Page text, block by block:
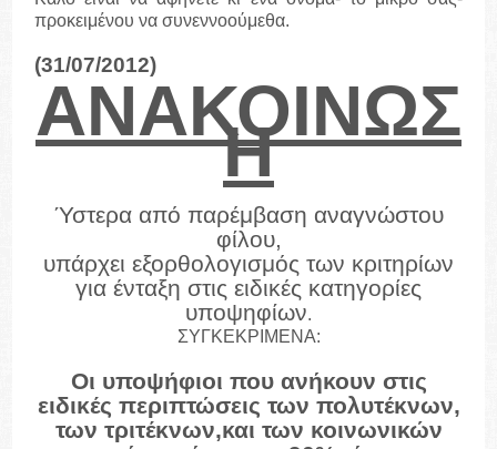
προκειμένου να συνεννοούμεθα.
(31/07/2012)
ΑΝΑΚΟΙΝΩΣ
Η
Ύστερα από παρέμβαση αναγνώστου
φίλου,
υπάρχει εξορθολογισμός των κριτηρίων
για ένταξη στις ειδικές κατηγορίες
υποψηφίων.
ΣΥΓΚΕΚΡΙΜΕΝΑ:
Οι υποψήφιοι που ανήκουν στις
ειδικές περιπτώσεις των πολυτέκνων,
των τριτέκνων,και των κοινωνικών